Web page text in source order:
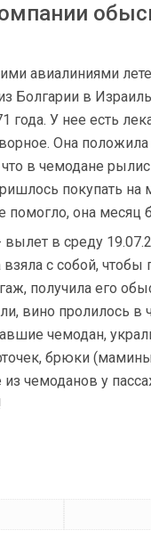
авиалиниями
Болгарии в
У нее есть
Она
в чемодане
покупать на
помогло, она месяц
в среду
взяла с собой,
получила его
вино пролилось
чемодан,
брюки
из чемоданов у